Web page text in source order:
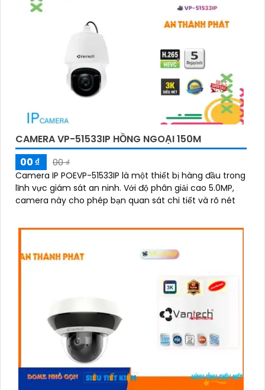
CAMERA VP-51533IP HỒNG NGOẠI 150M
00 ₫
00 ₫
Camera IP POEVP-51533IP là một thiết bị hàng đầu trong
lĩnh vực giám sát an ninh. Với độ phân giải cao 5.0MP,
camera này cho phép bạn quan sát chi tiết và rõ nét